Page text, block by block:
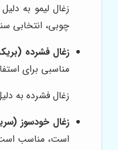
زغال لیمو به
چوبی، انتخابی
زغال فشرده
مناسبی برای
زغال فشرده به
زغال خودسوز
است، مناسب